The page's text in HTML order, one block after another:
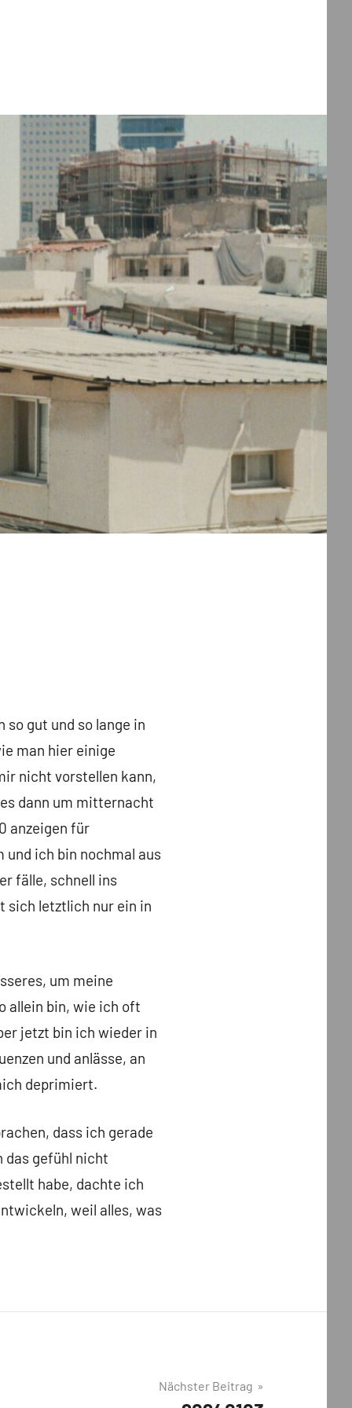
so gut und so lange in
man hier einige
nicht vorstellen kann,
dann um mitternacht
anzeigen für
ich bin nochmal aus
fälle, schnell ins
sich letztlich nur ein in
um meine
allein bin, wie ich oft
jetzt bin ich wieder in
und anlässe, an
deprimiert.
dass ich gerade
das gefühl nicht
habe, dachte ich
weil alles, was
Nächster Beitrag